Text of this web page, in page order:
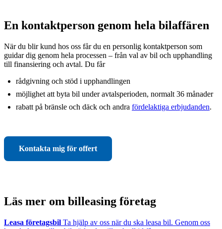
En kontaktperson genom hela bilaffären
När du blir kund hos oss får du en personlig kontaktperson som
guidar dig genom hela processen – från val av bil och upphandling
till finansiering och avtal. Du får
rådgivning och stöd i upphandlingen
möjlighet att byta bil under avtalsperioden, normalt 36 månader
rabatt på bränsle och däck och andra fördelaktiga erbjudanden.
Kontakta mig för offert
Läs mer om billeasing företag
Leasa företagsbil Ta hjälp av oss när du ska leasa bil. Genom oss